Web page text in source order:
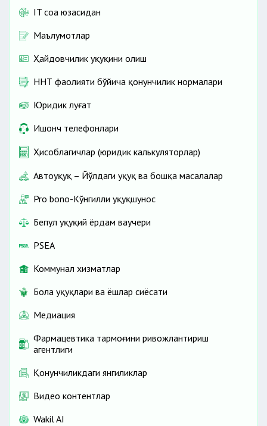
IT соҳа юзасидан
Маълумотлар
Ҳайдовчилик ҳуқуқини олиш
ННТ фаолияти бўйича қонунчилик нормалари
Юридик луғат
Ишонч телефонлари
Ҳисоблагичлар (юридик калькуляторлар)
Автоҳуқуқ – Йўлдаги ҳуқуқ ва бошқа масалалар
Pro bono-Кўнгилли ҳуқуқшунос
Бепул ҳуқуқий ёрдам ваучери
PSEA
Коммунал хизматлар
Бола ҳуқуқлари ва ёшлар сиёсати
Медиация
Фармацевтика тармоғини ривожлантириш
агентлиги
Қонунчиликдаги янгиликлар
Видео контентлар
Wakil AI